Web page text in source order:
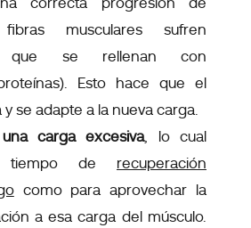
musculares sufren
que se rellenan con
Esto hace que el
se adapte a la nueva carga.
carga excesiva, lo cual
tiempo de recuperación
como para aprovechar la
a esa carga del músculo.